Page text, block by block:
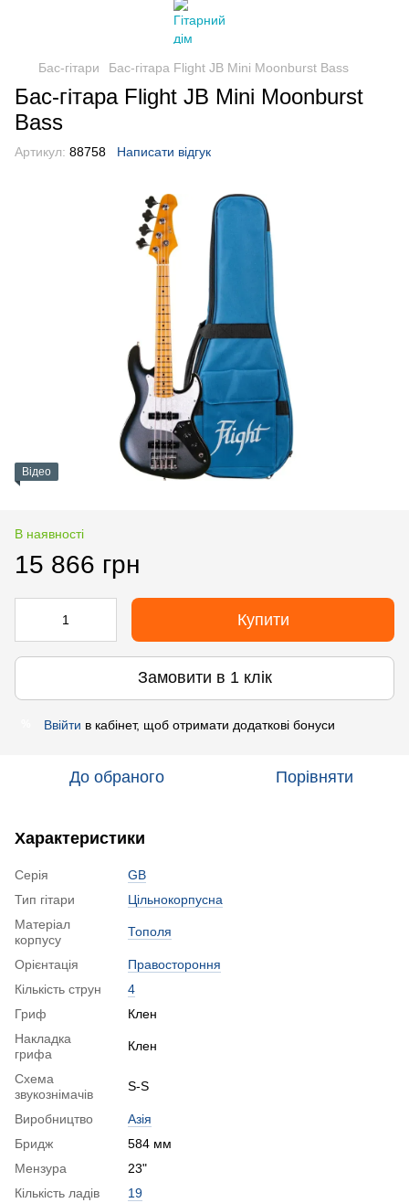
Бас-гітари Бас-гітара Flight JB Mini Moonburst Bass
Бас-гітара Flight JB Mini Moonburst
Bass
Артикул: 88758 Написати відгук
Відео
В наявності
15 866 грн
Купити
Замовити в 1 клік
Ввійти в кабінет, щоб отримати додаткові бонуси
До обраного Порівняти
Характеристики
Серія
GB
Тип гітари
Цільнокорпусна
Матеріал
корпусу
Тополя
Орієнтація
Правостороння
Кількість струн
4
Гриф
Клен
Накладка
грифа
Клен
Схема
звукознімачів
S-S
Виробництво
Азія
Бридж
584 мм
Мензура
23"
Кількість ладів
19